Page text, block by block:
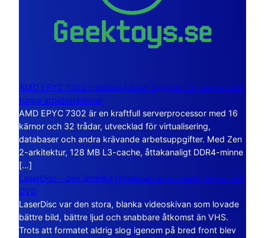
AMD EPYC 7302 – sexton kärnor byggda för servrar och
tunga arbetsstationer
AMD EPYC 7302 är en kraftfull serverprocessor med 16
kärnor och 32 trådar, utvecklad för virtualisering,
databaser och andra krävande arbetsuppgifter. Med Zen
2-arkitektur, 128 MB L3-cache, åttakanaligt DDR4-minne
[…]
LaserDisc – den jättelika filmskivan som visade vägen mot
DVD
LaserDisc var den stora, blanka videoskivan som lovade
bättre bild, bättre ljud och snabbare åtkomst än VHS.
Trots att formatet aldrig slog igenom på bred front blev